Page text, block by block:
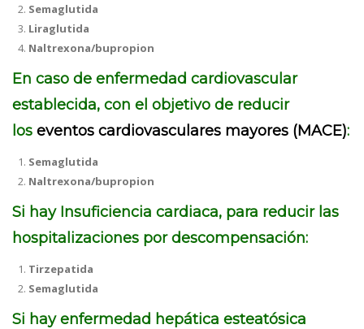
Semaglutida
Liraglutida
Naltrexona/bupropion
En caso de enfermedad cardiovascular
establecida, con el objetivo de reducir
los eventos cardiovasculares mayores (MACE):
Semaglutida
Naltrexona/bupropion
Si hay Insuficiencia cardiaca, para reducir las
hospitalizaciones por descompensación:
Tirzepatida
Semaglutida
Si hay enfermedad hepática esteatósica